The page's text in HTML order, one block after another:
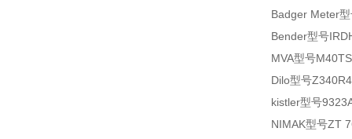
Badger Meter
Bender型号
MVA型号
Dilo型号
kistler型号
NIMAK型号ZT